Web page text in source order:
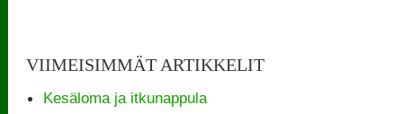
VIIMEISIMMÄT ARTIKKELIT
Kesäloma ja itkunappula